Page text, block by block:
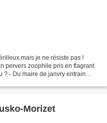
je ne résiste pas !
pervers zoophile pris en flagrant
? - Du maire de janvry entrain
Morizet